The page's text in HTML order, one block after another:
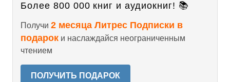
Более 800 000 книг и аудиокниг! 📚
Получи 2 месяца Литрес Подписки в
подарок и наслаждайся неограниченным
чтением
ПОЛУЧИТЬ ПОДАРОК